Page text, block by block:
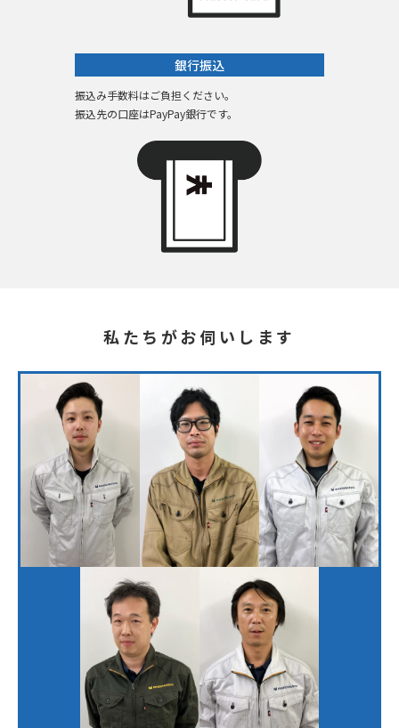
銀行振込
振込み手数料はご負担ください。
振込先の口座はPayPay銀行です。
私たちがお伺いします